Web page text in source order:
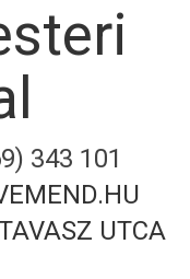
343 101
UTCA